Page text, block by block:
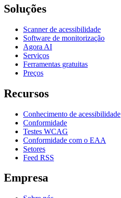
Soluções
Scanner de acessibilidade
Software de monitorização
Agora AI
Serviços
Ferramentas gratuitas
Preços
Recursos
Conhecimento de acessibilidade
Conformidade
Testes WCAG
Conformidade com o EAA
Setores
Feed RSS
Empresa